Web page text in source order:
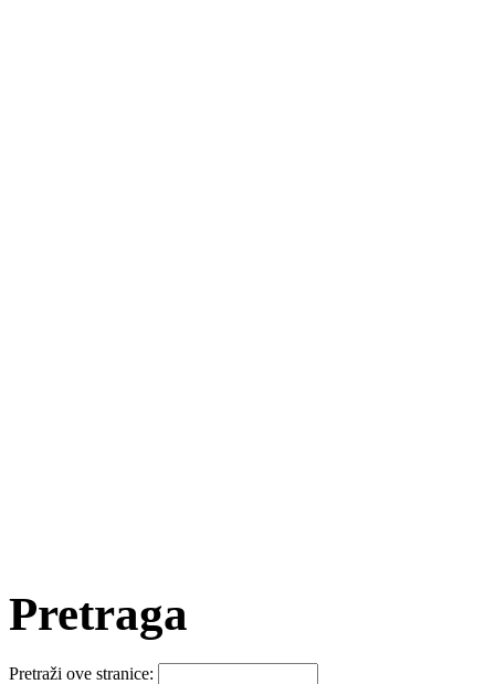
Pretraga
Pretraži ove stranice: